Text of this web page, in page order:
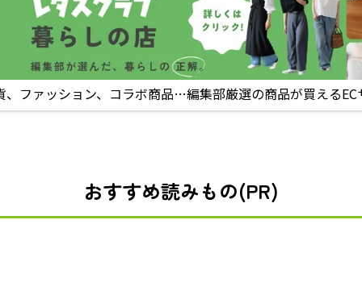
、ファッション、コラボ商品…編集部厳選の商品が買えるEC
おすすめ読みもの(PR)